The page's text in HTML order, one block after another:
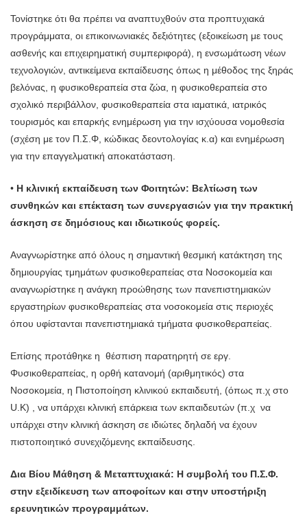
Τονίστηκε ότι θα πρέπει να αναπτυχθούν στα προπτυχιακά
προγράμματα, οι επικοινωνιακές δεξιότητες (εξοικείωση με τους
ασθενής και επιχειρηματική συμπεριφορά), η ενσωμάτωση νέων
τεχνολογιών, αντικείμενα εκπαίδευσης όπως η μέθοδος της ξηράς
βελόνας, η φυσικοθεραπεία στα ζώα, η φυσικοθεραπεία στο
σχολικό περιβάλλον, φυσικοθεραπεία στα ιαματικά, ιατρικός
τουρισμός και επαρκής ενημέρωση για την ισχύουσα νομοθεσία
(σχέση με τον Π.Σ.Φ, κώδικας δεοντολογίας κ.α) και ενημέρωση
για την επαγγελματική αποκατάσταση.
• Η κλινική εκπαίδευση των Φοιτητών: Βελτίωση των
συνθηκών και επέκταση των συνεργασιών για την πρακτική
άσκηση σε δημόσιους και ιδιωτικούς φορείς.
Αναγνωρίστηκε από όλους η σημαντική θεσμική κατάκτηση της
δημιουργίας τμημάτων φυσικοθεραπείας στα Νοσοκομεία και
αναγνωρίστηκε η ανάγκη προώθησης των πανεπιστημιακών
εργαστηρίων φυσικοθεραπείας στα νοσοκομεία στις περιοχές
όπου υφίστανται πανεπιστημιακά τμήματα φυσικοθεραπείας.
Επίσης προτάθηκε η θέσπιση παρατηρητή σε εργ.
Φυσικοθεραπείας, η ορθή κατανομή (αριθμητικός) στα
Νοσοκομεία, η Πιστοποίηση κλινικού εκπαιδευτή, (όπως π.χ στο
U.K) , να υπάρχει κλινική επάρκεια των εκπαιδευτών (π.χ να
υπάρχει στην κλινική άσκηση σε ιδιώτες δηλαδή να έχουν
πιστοποιητικό συνεχιζόμενης εκπαίδευσης.
Δια Βίου Μάθηση & Μεταπτυχιακά: Η συμβολή του Π.Σ.Φ.
στην εξειδίκευση των αποφοίτων και στην υποστήριξη
ερευνητικών προγραμμάτων.